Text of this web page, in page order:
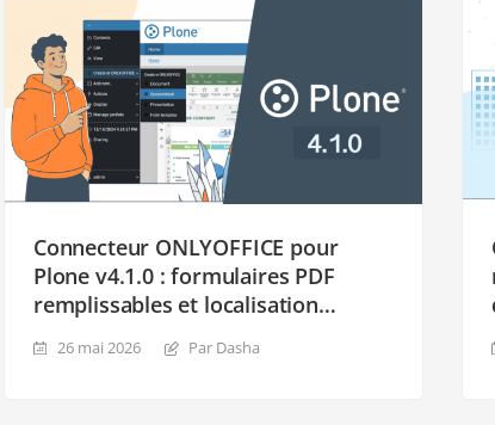
Connecteur ONLYOFFICE pour
Plone v4.1.0 : formulaires PDF
remplissables et localisation
26 mai 2026 Par Dasha